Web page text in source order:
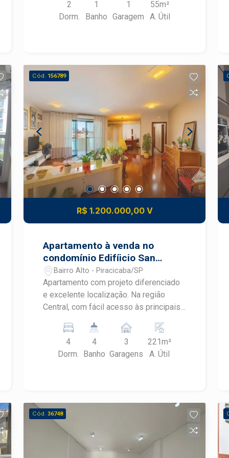
garagem.
2
Dorm.
1
Banho
1
Garagem
55m²
A. Útil
Cód. 156789
R$ 1.200.000,00 V
Apartamento à venda no
condomínio Edifíicio San
Marino
Bairro Alto - Piracicaba/SP
Apartamento com projeto diferenciado
e excelente localização. Na região
Central, com fácil acesso às principais
diversos comércios e serviços. -
221m² de área útil; - Ampla sala para 3
ambientes com varanda; - 4 dormitórios
planejada; - Sala de almoço; -
Despensa; - Área de serviço com
banheiro. - 3 vagas de garagem todas
paralelas O Edifício San Marino está
localizado em uma área de 5000m² de
4
Dorm.
4
Banho
3
Garagens
221m²
A. Útil
Cód. 36748